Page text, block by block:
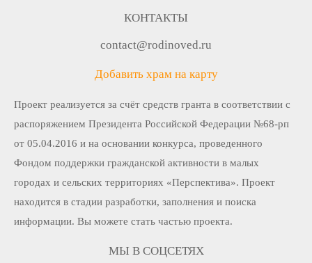
КОНТАКТЫ
contact@rodinoved.ru
Добавить храм на карту
Проект реализуется за счёт средств гранта в соответствии c
распоряжением Президента Российской Федерации №68-рп
от 05.04.2016 и на основании конкурса, проведенного
Фондом поддержки гражданской активности в малых
городах и сельских территориях «Перспектива». Проект
находится в стадии разработки, заполнения и поиска
информации. Вы можете стать частью проекта.
МЫ В СОЦСЕТЯХ